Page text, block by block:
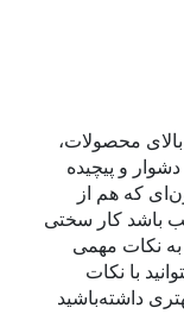
محصولات،
و پیچیده
که هم از
باشد کار سختی
به نکات مهمی
با نکات
داشته‌باشید